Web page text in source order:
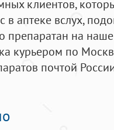
клиентов,
в аптеке вслух,
препаратан на
курьером по
почтой